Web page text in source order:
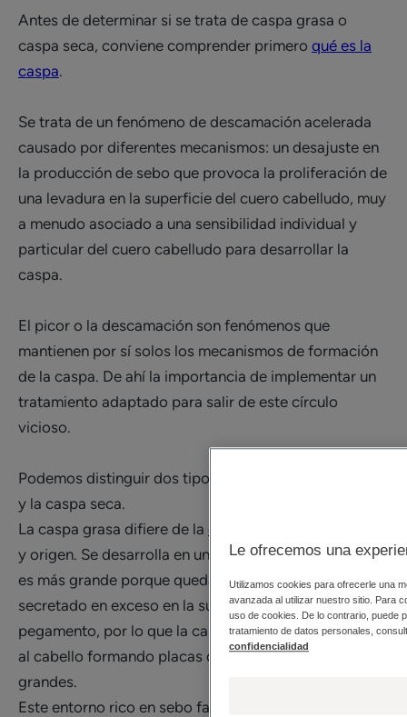
Antes de determinar si se trata de caspa grasa o
caspa seca, conviene comprender primero qué es la
caspa.
Se trata de un fenómeno de descamación acelerada
causado por diferentes mecanismos: un desajuste en
la producción de sebo que provoca la proliferación de
una levadura en la superficie del cuero cabelludo, muy
a menudo asociado a una sensibilidad individual y
particular del cuero cabelludo para desarrollar la
caspa.
El picor o la descamación son fenómenos que
mantienen por sí solos los mecanismos de formación
de la caspa. De ahí la importancia de implementar un
tratamiento adaptado para salir de este círculo
vicioso.
Podemos distinguir dos tipos de caspa: la caspa grasa
y la caspa seca.
La caspa grasa difiere de la caspa seca
y origen. Se desarrolla en un cuero cabelludo graso y
es más grande porque queda aglomerada. El sebo
secretado en exceso en la superficie actúa como un
pegamento, por lo que la caspa permanece adherida
al cabello formando placas de caspa más o menos
grandes.
Este entorno rico en sebo favorece el desarrollo de
Le ofrecemos una
Utilizamos cookies para ofrecerle una
avanzada al utilizar nuestro sitio. Para
uso de cookies. De lo contrario, puede
tratamiento de datos personales,
confidencialidad